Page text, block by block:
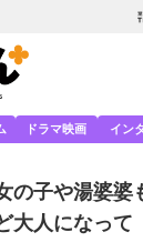
ドラマ映画 イン
の子や湯婆
大人になって